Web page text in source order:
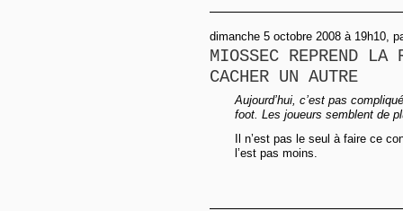
dimanche 5 octobre 2008 à 19h10,
MIOSSEC REPREND
CACHER UN AUTRE
Aujourd’hui, c’est pas
foot. Les joueurs semblent de
Il n’est pas le seul à faire ce
l’est pas moins.